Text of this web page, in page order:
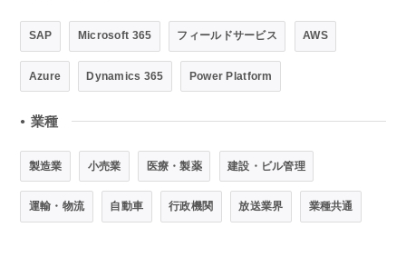
SAP Microsoft 365 フィールドサービス AWS
Azure Dynamics 365 Power Platform
● 業種
製造業 小売業 医療・製薬 建設・ビル管理
運輸・物流 自動車 行政機関 放送業界 業種共通